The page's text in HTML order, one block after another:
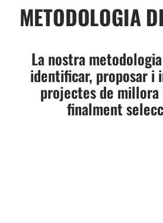
METODOLOGIA
La nostra
identificar, proposar i
projectes de
finalment